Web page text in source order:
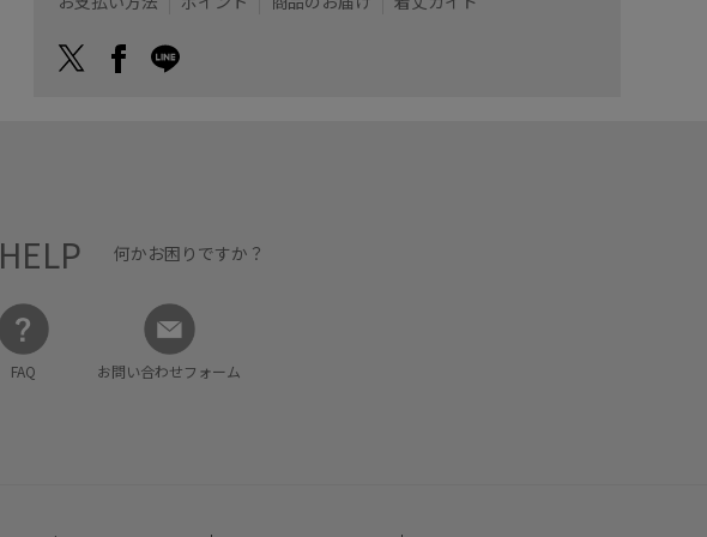
HELP 何かお困りですか？
FAQ お問い合わせフォーム